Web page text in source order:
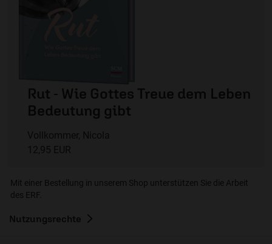
Rut - Wie Gottes Treue dem Leben
Bedeutung gibt
Vollkommer, Nicola
12,95 EUR
Mit einer Bestellung in unserem Shop unterstützen Sie die Arbeit
des ERF.
Nutzungsrechte